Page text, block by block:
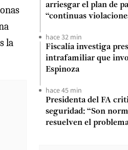
la
arriesgar el plan de
“continuas
hace 32 min
Fiscalía investiga
intrafamiliar que
Espinoza
hace 45 min
Presidenta del FA
seguridad: “Son
resuelven el